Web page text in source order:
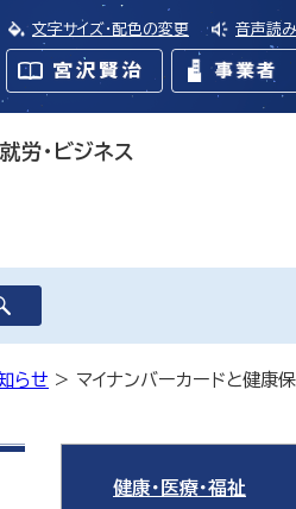
文字サイズ・配色の変更 音声読
労・ビジネス
らせ > マイナンバーカードと健康保
健康・医療・福祉